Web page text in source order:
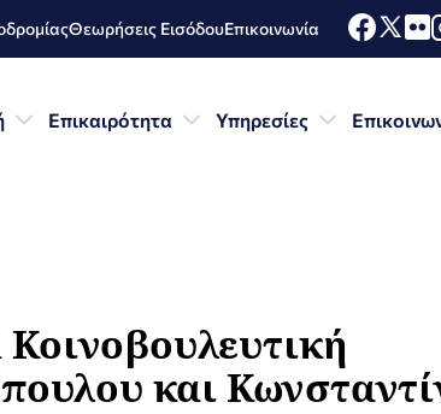
Θεωρήσεις ΕισόδουΕπικοινωνία
Επικαιρότητα Υπηρεσίες
και